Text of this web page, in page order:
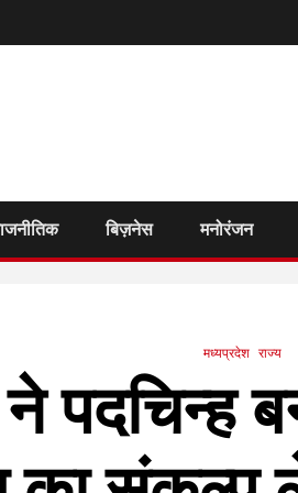
बिज़नेस मनोरंजन
मध्यप्रदेश राज्य
ने पदचिन्ह